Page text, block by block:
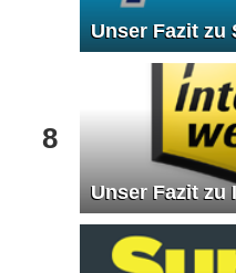
Unser Fazit zu
8
Unser Fazit zu